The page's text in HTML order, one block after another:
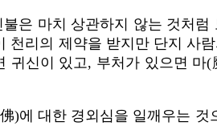
은 마치 상관하지 않는 것처
리의 제약을 받지만 단지 사
신이 있고, 부처가 있으면 마
에 대한 경외심을 일깨우는